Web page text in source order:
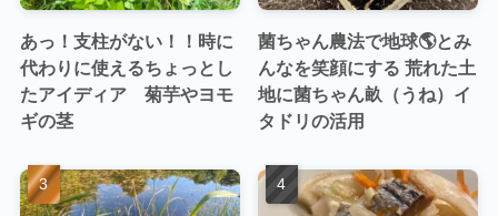
あっ！支柱がない！！時に
代わりに使えるちょっとし
たアイディア 菊芋やヨモ
ギの茎
菌ちゃん農法で地球🌎とみ
んなを笑顔にする 荒れた土
地に菌ちゃん畝（うね）イ
タドリの活用